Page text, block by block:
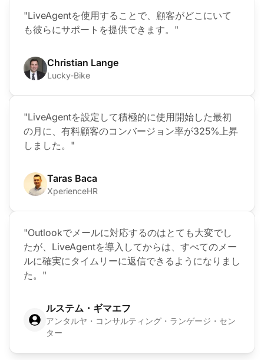
"LiveAgentを使用することで、顧客がどこにいて
も彼らにサポートを提供できます。"
Christian Lange
Lucky-Bike
"LiveAgentを設定して積極的に使用開始した最初
の月に、有料顧客のコンバージョン率が325%上昇
しました。"
Taras Baca
XperienceHR
"Outlookでメールに対応するのはとても大変でし
たが、LiveAgentを導入してからは、すべてのメー
ルに確実にタイムリーに返信できるようになりまし
た。"
ルステム・ギマエフ
アンタルヤ・コンサルティング・ランゲージ・セン
ター